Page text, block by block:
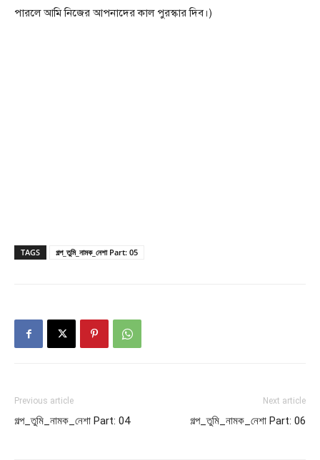
পারলে আমি নিজের আপনাদের কাল পুরস্কার দিব।)
TAGS গল্প_তুমি_নামক_নেশা Part: 05
Previous article
গল্প_তুমি_নামক_নেশা Part: 04
Next article
গল্প_তুমি_নামক_নেশা Part: 06